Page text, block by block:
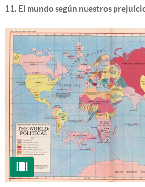
11. El mundo según nuestros